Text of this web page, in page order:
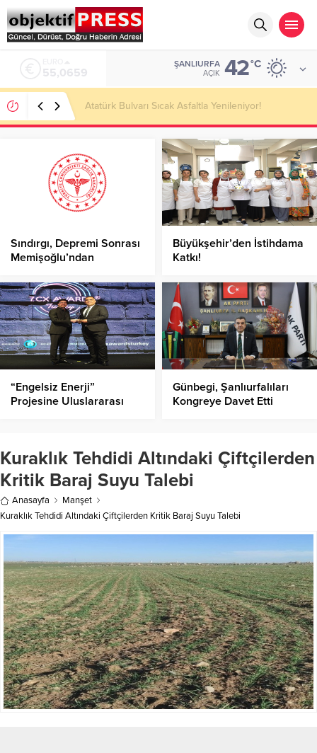
6.521,17
ŞANLIURFA
AÇIK 42°C
Temmuzda IPARD III Kapsamında 634,3 Milyon Lira
Hibe Ödemesi Yapıldı!
Sındırgı, Depremi Sonrası
Memişoğlu’ndan
Hakkında Açıklama!
Büyükşehir’den İstihdama
Katkı!
“Engelsiz Enerji”
Projesine Uluslararası
Günbegi, Şanlıurfalıları
Kongreye Davet Etti
Kuraklık Tehdidi Altındaki Çiftçilerden
Kritik Baraj Suyu Talebi
Anasayfa
Manşet
Kuraklık Tehdidi Altındaki Çiftçilerden Kritik Baraj Suyu Talebi